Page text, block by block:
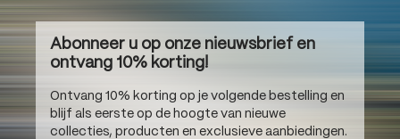
Abonneer u op onze nieuwsbrief en
ontvang 10% korting!
Ontvang 10% korting op je volgende bestelling en
blijf als eerste op de hoogte van nieuwe
collecties, producten en exclusieve aanbiedingen.